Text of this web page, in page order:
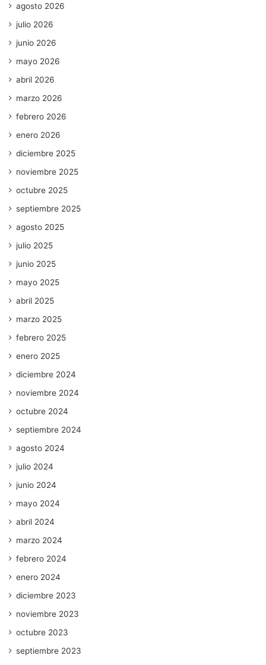
agosto 2026
julio 2026
junio 2026
mayo 2026
abril 2026
marzo 2026
febrero 2026
enero 2026
diciembre 2025
noviembre 2025
octubre 2025
septiembre 2025
agosto 2025
julio 2025
junio 2025
mayo 2025
abril 2025
marzo 2025
febrero 2025
enero 2025
diciembre 2024
noviembre 2024
octubre 2024
septiembre 2024
agosto 2024
julio 2024
junio 2024
mayo 2024
abril 2024
marzo 2024
febrero 2024
enero 2024
diciembre 2023
noviembre 2023
octubre 2023
septiembre 2023